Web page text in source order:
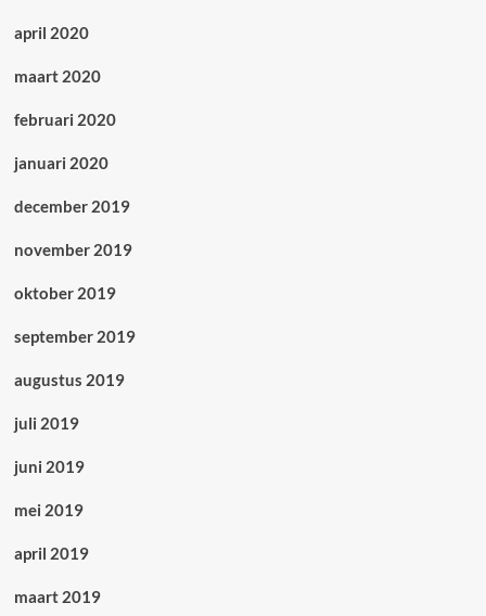
april 2020
maart 2020
februari 2020
januari 2020
december 2019
november 2019
oktober 2019
september 2019
augustus 2019
juli 2019
juni 2019
mei 2019
april 2019
maart 2019